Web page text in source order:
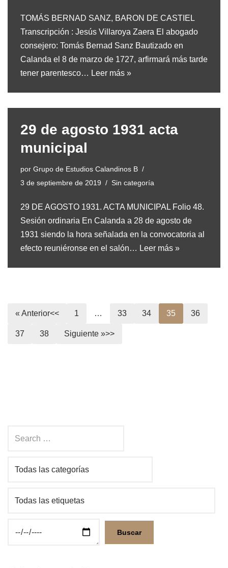
TOMÁS BERNAD SANZ, BARON DE CASTIEL
Transcripción : Jesús Villaroya Zaera El abogado
consejero: Tomás Bernad Sanz Bautizado en
Calanda el 8 de marzo de 1727, arfirmará más tarde
tener parentesco… Leer más »
29 de agosto 1931 acta
municipal
por Grupo de Estudios Calandinos B
3 de septiembre de 2019
Sin categoría
29 DE AGOSTO 1931. ACTA MUNICIPAL Folio 48.
Sesión ordinaria En Calanda a 28 de agosto de
1931 siendo la hora señalada en la convocatoria al
efecto reuniéronse en el salón… Leer más »
« Anterior 1 … 33 34 35 36
37 38 Siguiente »